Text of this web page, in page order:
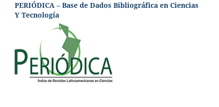
PERIÓDICA – Base de Dados Bibliográfica en Ciencias
Y Tecnología